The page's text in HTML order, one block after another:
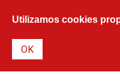
Utilizamos cookies